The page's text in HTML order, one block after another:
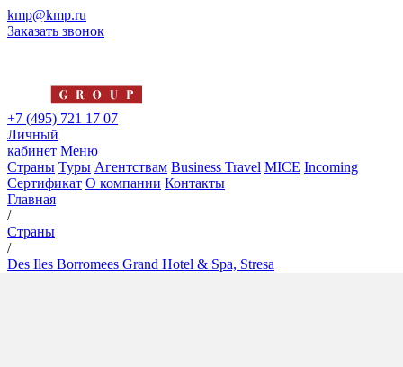
kmp@kmp.ru
Заказать звонок
+7 (495) 721 17 07
Личный
кабинет Меню
Страны Туры Агентствам Business Travel MICE Incoming
Сертификат О компании Контакты
Главная
/
Страны
/
Des Iles Borromees Grand Hotel & Spa, Stresa